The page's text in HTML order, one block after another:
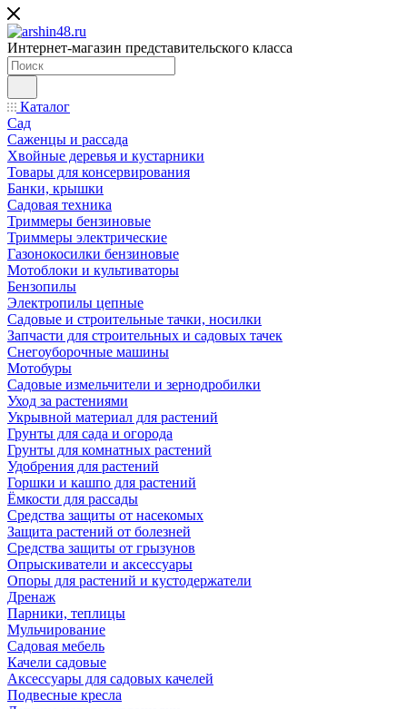
Интернет-магазин представительского класса
Каталог
Сад
Саженцы и рассада
Хвойные деревья и кустарники
Товары для консервирования
Банки, крышки
Садовая техника
Триммеры бензиновые
Триммеры электрические
Газонокосилки бензиновые
Мотоблоки и культиваторы
Бензопилы
Электропилы цепные
Садовые и строительные тачки, носилки
Запчасти для строительных и садовых тачек
Снегоуборочные машины
Мотобуры
Садовые измельчители и зернодробилки
Уход за растениями
Укрывной материал для растений
Грунты для сада и огорода
Грунты для комнатных растений
Удобрения для растений
Горшки и кашпо для растений
Ёмкости для рассады
Средства защиты от насекомых
Защита растений от болезней
Средства защиты от грызунов
Опрыскиватели и аксессуары
Опоры для растений и кустодержатели
Дренаж
Парники, теплицы
Мульчирование
Садовая мебель
Качели садовые
Аксессуары для садовых качелей
Подвесные кресла